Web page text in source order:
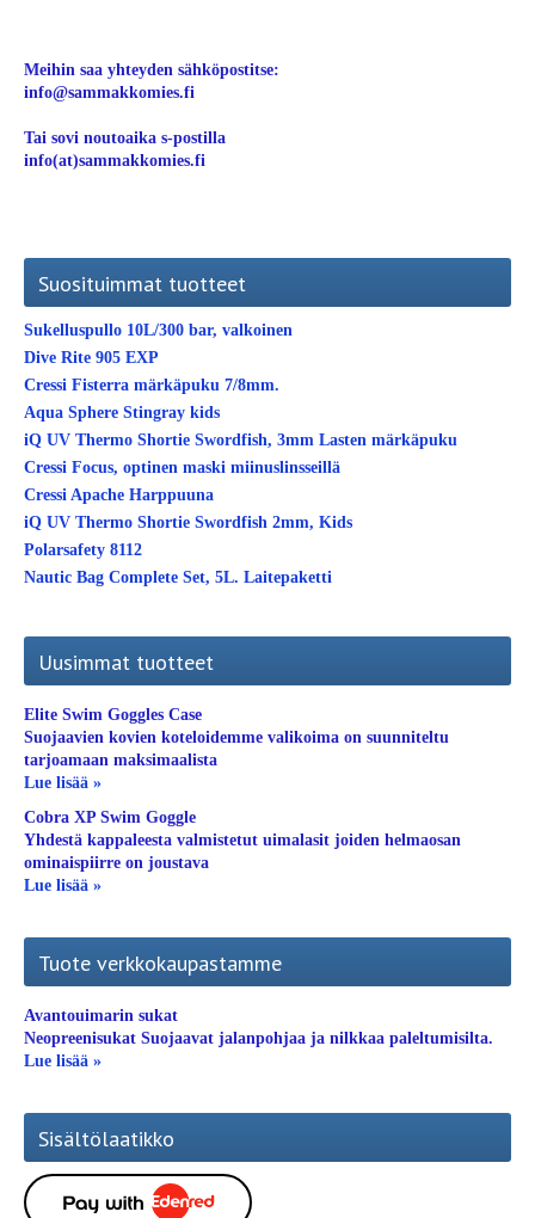
Meihin saa yhteyden sähköpostitse:
info@sammakkomies.fi
Tai sovi noutoaika s-postilla
info(at)sammakkomies.fi
Suosituimmat tuotteet
Sukelluspullo 10L/300 bar, valkoinen
Dive Rite 905 EXP
Cressi Fisterra märkäpuku 7/8mm.
Aqua Sphere Stingray kids
iQ UV Thermo Shortie Swordfish, 3mm Lasten märkäpuku
Cressi Focus, optinen maski miinuslinsseillä
Cressi Apache Harppuuna
iQ UV Thermo Shortie Swordfish 2mm, Kids
Polarsafety 8112
Nautic Bag Complete Set, 5L. Laitepaketti
Uusimmat tuotteet
Elite Swim Goggles Case
Suojaavien kovien koteloidemme valikoima on suunniteltu
tarjoamaan maksimaalista
Lue lisää »
Cobra XP Swim Goggle
Yhdestä kappaleesta valmistetut uimalasit joiden helmaosan
ominaispiirre on joustava
Lue lisää »
Tuote verkkokaupastamme
Avantouimarin sukat
Neopreenisukat Suojaavat jalanpohjaa ja nilkkaa paleltumisilta.
Lue lisää »
Sisältölaatikko